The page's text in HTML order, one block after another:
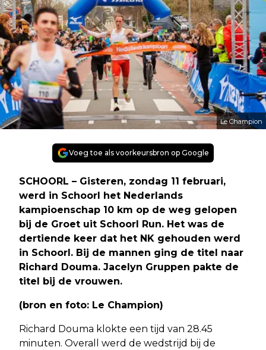
Le Champion
Voeg toe als voorkeursbron op Google
SCHOORL – Gisteren, zondag 11 februari,
werd in Schoorl het Nederlands
kampioenschap 10 km op de weg gelopen
bij de Groet uit Schoorl Run. Het was de
dertiende keer dat het NK gehouden werd
in Schoorl. Bij de mannen ging de titel naar
Richard Douma. Jacelyn Gruppen pakte de
titel bij de vrouwen.
(bron en foto: Le Champion)
Richard Douma klokte een tijd van 28.45
minuten. Overall werd de wedstrijd bij de